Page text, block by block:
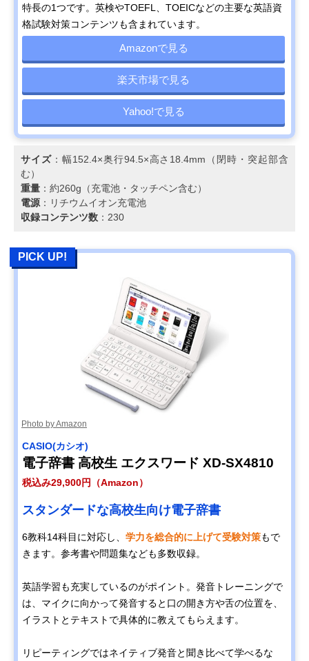
特長の1つです。英検やTOEFL、TOEICなどの主要な英語資
格試験対策コンテンツも含まれています。
Amazonで見る
楽天市場で見る
Yahoo!で見る
サイズ：幅152.4×奥行94.5×高さ18.4mm（閉時・突起部含
む）
重量 ：約260g（充電池・タッチペン含む）
電源 ：リチウムイオン充電池
収録コンテンツ数 ：230
PICK UP!
Photo by Amazon
CASIO(カシオ)
電子辞書 高校生 エクスワード XD-SX4810
税込み29,900円（Amazon）
スタンダードな高校生向け電子辞書
6教科14科目に対応し、 学力を総合的に上げて受験対策もで
きます。参考書や問題集なども多数収録。
英語学習も充実しているのがポイント。発音トレーニングで
は、マイクに向かって発音すると口の開き方や舌の位置を、
イラストとテキストで具体的に教えてもらえます。
リピーティングではネイティブ発音と聞き比べて学べるな